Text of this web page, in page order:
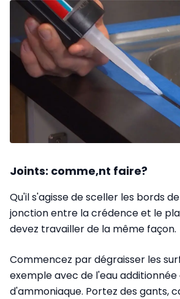
Joints: comme,nt faire?
Qu'il s'agisse de sceller les bords
jonction entre la crédence et le
devez travailler de la même façon.
Commencez par dégraisser les
exemple avec de l'eau additionnée
d'ammoniaque. Portez des gants,